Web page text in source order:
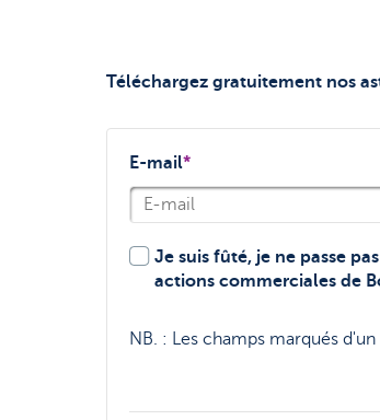
Téléchargez gratuitement nos
E-mail*
Je suis fûté, je ne passe
actions commerciales de
NB. : Les champs marqués